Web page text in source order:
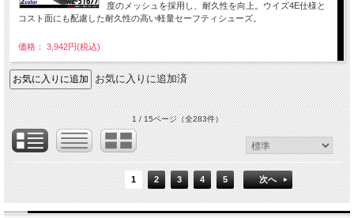
度のメッシュを採用し、耐久性を向上。ウイズ4E仕様と
コスト面にも配慮した耐久性の高い軽量セーフティシューズ。
価格： 3,942円(税込)
お気に入りに追加済
1 / 15ページ（全283件）
1 2 3 4 5 次へ